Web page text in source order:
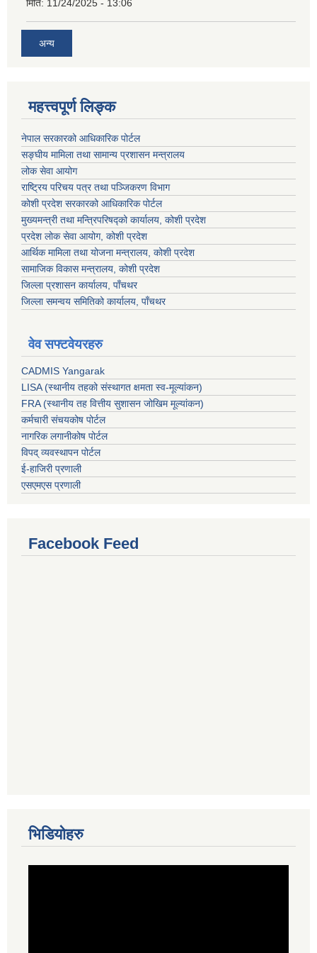
मिति: 11/24/2025 - 13:06
अन्य
महत्त्वपूर्ण लिङ्क
नेपाल सरकारको आधिकारिक पोर्टल
सङ्‍घीय मामिला तथा सामान्य प्रशासन मन्त्रालय
लोक सेवा आयोग
राष्ट्रिय परिचय पत्र तथा पञ्जिकरण विभाग
कोशी प्रदेश सरकारको आधिकारिक पोर्टल
मुख्यमन्त्री तथा मन्त्रिपरिषद्को कार्यालय, कोशी प्रदेश
प्रदेश लोक सेवा आयोग, कोशी प्रदेश
आर्थिक मामिला तथा योजना मन्त्रालय, कोशी प्रदेश
सामाजिक विकास मन्त्रालय, कोशी प्रदेश
जिल्ला प्रशासन कार्यालय, पाँचथर
जिल्ला समन्वय समितिको कार्यालय, पाँचथर
वेव सफ्टवेयरहरु
CADMIS Yangarak
LISA (स्थानीय तहको संस्थागत क्षमता स्व-मूल्यांकन)
FRA (स्थानीय तह वित्तीय सुशासन जोखिम मूल्यांकन)
कर्मचारी संचयकोष पोर्टल
नागरिक लगानीकोष पोर्टल
विपद् व्यवस्थापन पोर्टल
ई-हाजिरी प्रणाली
एसएमएस प्रणाली
Facebook Feed
भिडियोहरु